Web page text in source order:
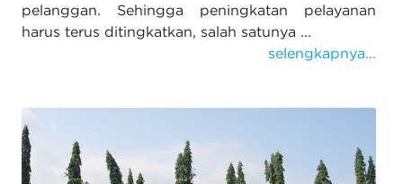
pelanggan. Sehingga peningkatan pelayanan
harus terus ditingkatkan, salah satunya ...
selengkapnya...